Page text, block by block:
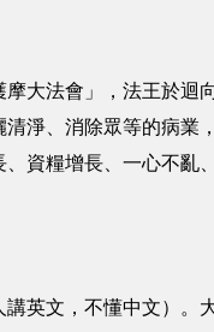
大法會」，法王於迴
淨、消除眾等的病業
資糧增長、一心不亂
英文，不懂中文）。